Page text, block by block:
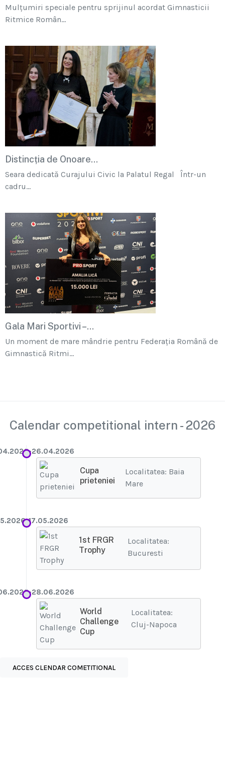
Mulțumiri speciale pentru sprijinul acordat Gimnasticii
Ritmice Român...
Distincția de Onoare...
Seara dedicată Curajului Civic la Palatul Regal Într-un
cadru...
Gala Mari Sportivi –...
Un moment de mare mândrie pentru Federația Română de
Gimnastică Ritmi...
Calendar competitional intern - 2026
26.04.2026
Cupa
prieteniei
Localitatea: Baia
Mare
17.05.2026
1st FRGR
Trophy
Localitatea:
Bucuresti
28.06.2026
World
Challenge
Cup
Localitatea:
Cluj-Napoca
ACCES CLENDAR COMETITIONAL